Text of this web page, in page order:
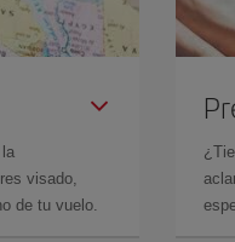
visado,
de tu vuelo.